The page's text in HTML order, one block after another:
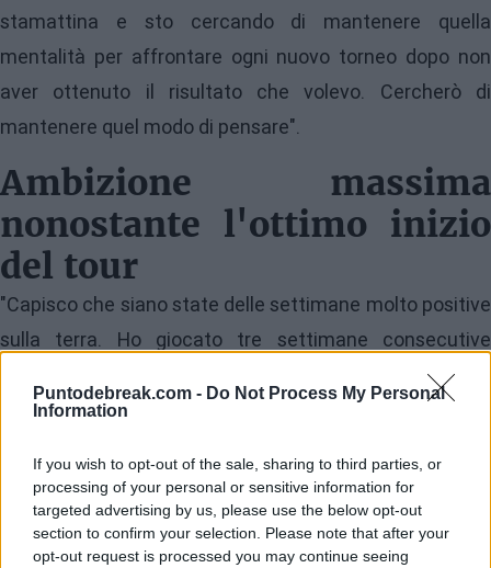
Puntodebreak.com - Do Not Process My Personal
Information
If you wish to opt-out of the sale, sharing to third parties, or
processing of your personal or sensitive information for
targeted advertising by us, please use the below opt-out
section to confirm your selection. Please note that after your
opt-out request is processed you may continue seeing
stamattina e sto cercando di mantenere quella
mentalità per affrontare ogni nuovo torneo dopo non
aver ottenuto il risultato che volevo. Cercherò di
mantenere quel modo di pensare".
Ambizione massima
nonostante l'ottimo inizio
del tour
"Capisco che siano state delle settimane molto positive
sulla terra. Ho giocato tre settimane consecutive
arrivando lontano, ho vinto un torneo e perso una finale.
In generale, direi che è stato un inizio incredibile del tour
perché ogni torneo che gioco voglio vincerlo. Ci sono
due modi di guardare alla situazione. Cerco di
focalizzarmi sul lato positivo e pensare che siano state